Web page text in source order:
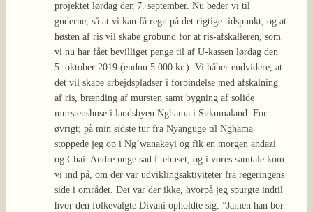
projektet lørdag den 7. september. Nu beder vi til
guderne, så at vi kan få regn på det rigtige tidspunkt, og at
høsten af ris vil skabe grobund for at ris-afskalleren, som
vi nu har fået bevilliget penge til af U-kassen lørdag den
5. oktober 2019 (endnu 5.000 kr.). Vi håber endvidere, at
det vil skabe arbejdspladser i forbindelse med afskalning
af ris, brænding af mursten samt bygning af solide
murstenshuse i landsbyen Nghama i Sukumaland. For
øvrigt; på min sidste tur fra Nyanguge til Nghama
stoppede jeg op i Ng´wanakeyi og fik en morgen andazi
og Chai. Andre unge sad i tehuset, og i vores samtale kom
vi ind på, om der var udviklingsaktiviteter fra regeringens
side i området. Det var der ikke, hvorpå jeg spurgte indtil
hvor den folkevalgte Divani opholdte sig. ”Jamen han bor